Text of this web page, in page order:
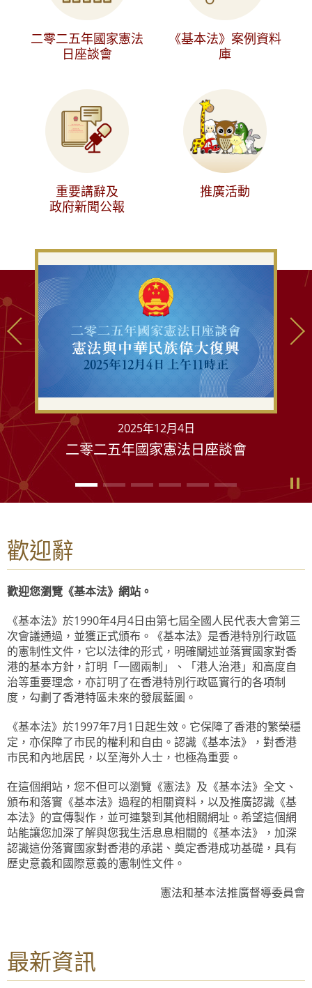
二零二五年國家憲法
日座談會
《基本法》案例資料
庫
重要講辭及
政府新聞公報
推廣活動
2025年12月4日
二零二五年國家憲法日座談會
歡迎辭
歡迎您瀏覽《基本法》網站。
《基本法》於1990年4月4日由第七屆全國人民代表大會第三
次會議通過，並獲正式頒布。《基本法》是香港特別行政區
的憲制性文件，它以法律的形式，明確闡述並落實國家對香
港的基本方針，訂明「一國兩制」、「港人治港」和高度自
治等重要理念，亦訂明了在香港特別行政區實行的各項制
度，勾劃了香港特區未來的發展藍圖。
《基本法》於1997年7月1日起生效。它保障了香港的繁榮穩
定，亦保障了市民的權利和自由。認識《基本法》，對香港
市民和內地居民，以至海外人士，也極為重要。
在這個網站，您不但可以瀏覽《憲法》及《基本法》全文、
頒布和落實《基本法》過程的相關資料，以及推廣認識《基
本法》的宣傳製作，並可連繫到其他相關網址。希望這個網
站能讓您加深了解與您我生活息息相關的《基本法》，加深
認識這份落實國家對香港的承諾、奠定香港成功基礎，具有
歷史意義和國際意義的憲制性文件。
憲法和基本法推廣督導委員會
最新資訊